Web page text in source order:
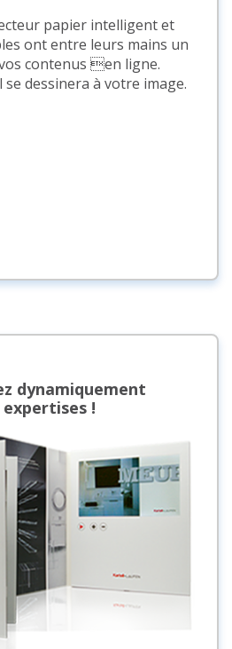
papier intelligent et
ont entre leurs mains un
contenus en ligne.
dessinera à votre image.
dynamiquement
!